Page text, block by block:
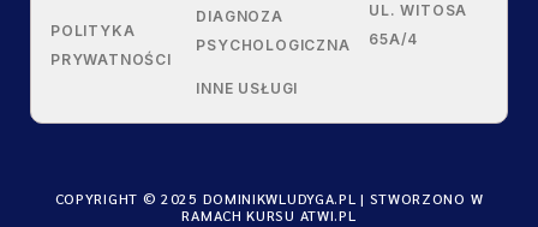
DIAGNOZA
PSYCHOLOGICZNA
INNE USŁUGI
UL. WITOSA
65A/4
POLITYKA
PRYWATNOŚCI
COPYRIGHT © 2025 DOMINIKWLUDYGA.PL | STWORZONO W
RAMACH KURSU ATWI.PL